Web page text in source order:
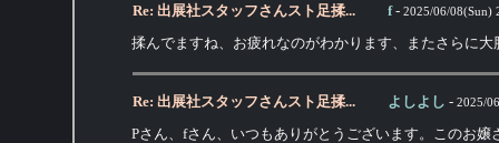
Re: 出展社スタッフさんスト足揉... f- 2025/06/08(Sun)
揉んでますね、お疲れなのがわかります、またさらに
Re: 出展社スタッフさんスト足揉... よしよし - 2025/
Pさん、fさん、いつもありがとうございます。このお